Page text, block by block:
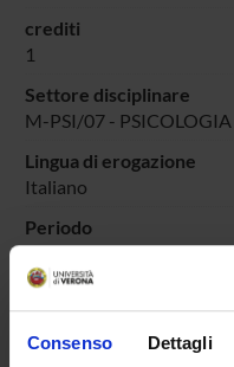
Consenso Dettagli
crediti
1
Settore disciplinare
M-PSI/07 -
Lingua di erogazione
Italiano
Periodo
PERIODOdal 13-ott-